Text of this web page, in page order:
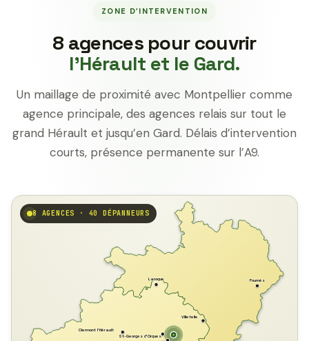
ZONE D’INTERVENTION
8 agences pour couvrir
l’Hérault et le Gard.
Un maillage de proximité avec Montpellier comme
agence principale, des agences relais sur tout le
grand Hérault et jusqu’en Gard. Délais d’intervention
courts, présence permanente sur l’A9.
Laroque Fournès
Villetelle
St-Georges d'Orques
Clermont l'Hérault
8 AGENCES · 40 DÉPANNEURS